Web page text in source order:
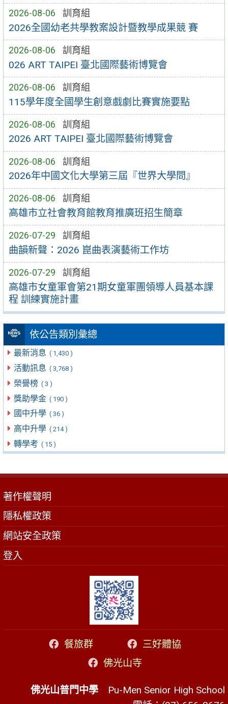
2026-08-06 訓育組
2026全國幼老共學教案設計暨教學成果競 賽
2026-08-06 訓育組
026 ART TAIPEI 臺北國際藝術博覽會
2026-08-06 訓育組
115學年度全國學生創意戲劇比賽實施要點
2026-08-06 訓育組
2026 ART TAIPEI 臺北國際藝術博覽會
2026-08-06 訓育組
2026年中國文化大學第三屆『世界大學問』
2026-08-06 訓育組
高雄市立社會教育館教育推廣班招生簡章
2026-07-29 訓育組
曲韻新聲：2026 崑曲表演藝術工作坊
2026-07-29 訓育組
高雄市女童軍會第21期女童軍團領導人員基本課
程 訓練實施計畫
依公告類別彙總
最新消息 ( 1,430 )
活動訊息 ( 3,768 )
榮譽榜 ( 3 )
獎助學金 ( 190 )
國中升學 ( 36 )
高中升學 ( 214 )
轉學考 ( 15 )
著作權聲明
隱私權政策
網站安全政策
登入
餐旅群
三好體協
佛光山寺
佛光山普門中學 Pu-Men Senior High School